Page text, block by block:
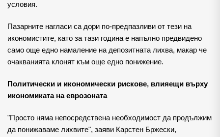
условия.
Пазарните нагласи са дори по-предпазливи от тези на
икономистите, като за тази година е напълно предвидено
само още едно намаление на депозитната лихва, макар че
очакванията клонят към още едно понижение.
Политически и икономически рискове, влияещи върху
икономиката на еврозоната
"Просто няма непосредствена необходимост да продължим
да понижаваме лихвите", заяви Карстен Бржески,